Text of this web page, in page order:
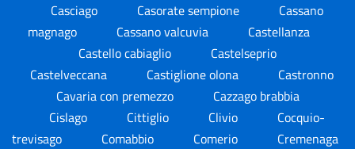
Casciago
Casorate sempione
Cassano
magnago
Cassano valcuvia
Castellanza
Castello cabiaglio
Castelseprio
Castelveccana
Castiglione olona
Castronno
Cavaria con premezzo
Cazzago brabbia
Cislago
Cittiglio Clivio
Cocquio-
trevisago
Comabbio Comerio
Cremenaga